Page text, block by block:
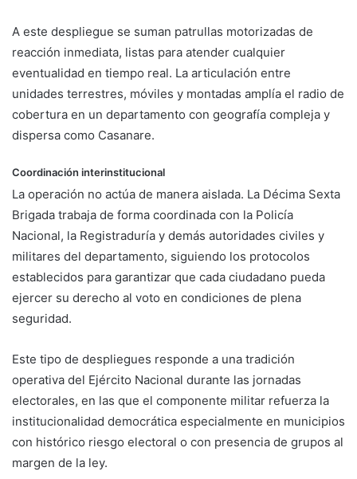
A este despliegue se suman patrullas motorizadas de
reacción inmediata, listas para atender cualquier
eventualidad en tiempo real. La articulación entre
unidades terrestres, móviles y montadas amplía el radio de
cobertura en un departamento con geografía compleja y
dispersa como Casanare.
Coordinación interinstitucional
La operación no actúa de manera aislada. La Décima Sexta
Brigada trabaja de forma coordinada con la Policía
Nacional, la Registraduría y demás autoridades civiles y
militares del departamento, siguiendo los protocolos
establecidos para garantizar que cada ciudadano pueda
ejercer su derecho al voto en condiciones de plena
seguridad.
Este tipo de despliegues responde a una tradición
operativa del Ejército Nacional durante las jornadas
electorales, en las que el componente militar refuerza la
institucionalidad democrática especialmente en municipios
con histórico riesgo electoral o con presencia de grupos al
margen de la ley.